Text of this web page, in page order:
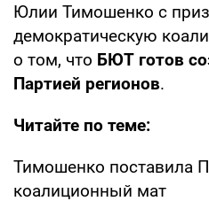
Юлии Тимошенко с
демократическую
о том, что БЮТ готов
Партией регионов.
Читайте по теме:
Тимошенко поставила
коалиционный мат